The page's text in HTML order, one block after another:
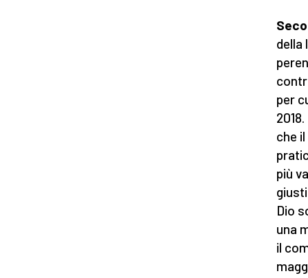
della
per
che
più
Dio
una
il